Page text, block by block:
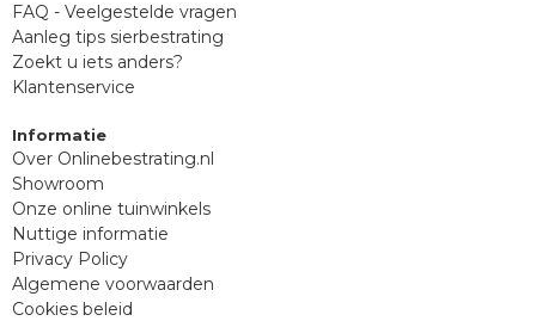
FAQ - Veelgestelde vragen
Aanleg tips sierbestrating
Zoekt u iets anders?
Klantenservice
Informatie
Over Onlinebestrating.nl
Showroom
Onze online tuinwinkels
Nuttige informatie
Privacy Policy
Algemene voorwaarden
Cookies beleid